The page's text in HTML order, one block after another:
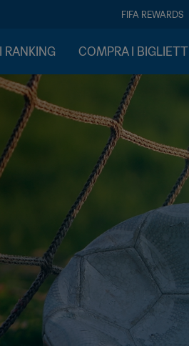
FIFA REWARDS
I RANKING COMPRA I BIGLIETTI